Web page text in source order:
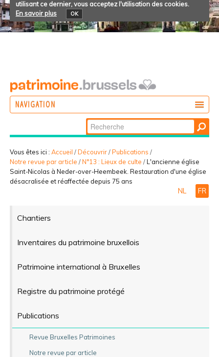
utilisant ce dernier, vous acceptez l'utilisation des cookies.
En savoir plus
OK
NAVIGATION
PARTICIPER
Chercher par
Recherche
avancée…
Vous êtes ici : Accueil /Découvrir/Publications /
Notre revue par article /N°13 : Lieux de culte /L'ancienne église
Saint-Nicolas à Neder-over-Heembeek. Restauration d'une église
désacralisée et réaffectée depuis 75 ans
NL FR
Chantiers
Inventaires du patrimoine bruxellois
Patrimoine international à Bruxelles
Registre du patrimoine protégé
Publications
Revue Bruxelles Patrimoines
Notre revue par article